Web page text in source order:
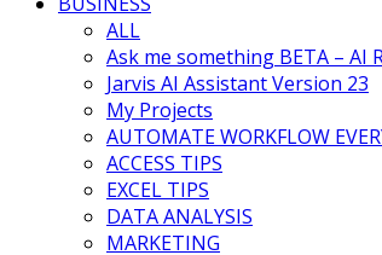
ALL
Ask me something BETA – AI
Jarvis AI Assistant Version 23
My Projects
AUTOMATE WORKFLOW
ACCESS TIPS
EXCEL TIPS
DATA ANALYSIS
MARKETING